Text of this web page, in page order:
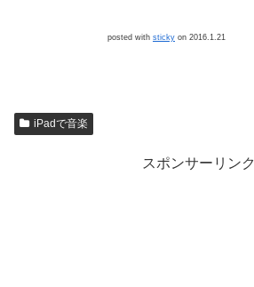
posted with sticky on 2016.1.21
iPadで音楽
スポンサーリンク